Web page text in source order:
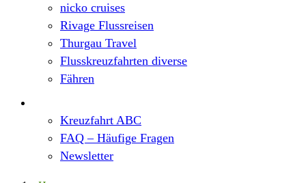
nicko cruises
Rivage Flussreisen
Thurgau Travel
Flusskreuzfahrten diverse
Fähren
Kreuzfahrt ABC
FAQ – Häufige Fragen
Newsletter